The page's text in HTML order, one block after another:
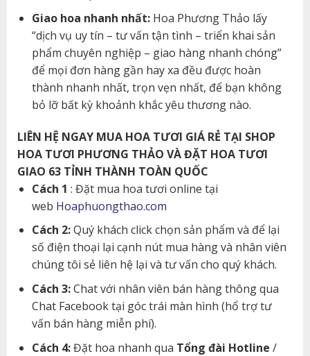
Giao hoa nhanh nhất:Hoa Phương Thảo lấy
“dịch vụ uy tín – tư vấn tận tình – triển khai sản
phẩm chuyên nghiệp – giao hàng nhanh chóng”
để mọi đơn hàng gần hay xa đều được hoàn
thành nhanh nhất, trọn vẹn nhất, để bạn không
bỏ lỡ bất kỳ khoảnh khắc yêu thương nào.
LIÊN HỆ NGAY MUA HOA TƯƠI GIÁ RẺ TẠI SHOP
HOA TƯƠI PHƯƠNG THẢO VÀ ĐẶT HOA TƯƠI
GIAO 63 TỈNH THÀNH TOÀN QUỐC
Cách 1 : Đặt mua hoa tươi online tại
web Hoaphuongthao.com
Cách 2:Quý khách click chọn sản phẩm và để lại
số điện thoại lại cạnh nút mua hàng và nhân viên
chúng tôi sẻ liên hệ lại và tư vấn cho quý khách.
Cách 3:Chat với nhân viên bán hàng thông qua
Chat Facebook tại góc trái màn hình (hổ trợ tư
vấn bán hàng miễn phí).
Cách 4:Đặt hoa nhanh qua Tổng đài Hotline /